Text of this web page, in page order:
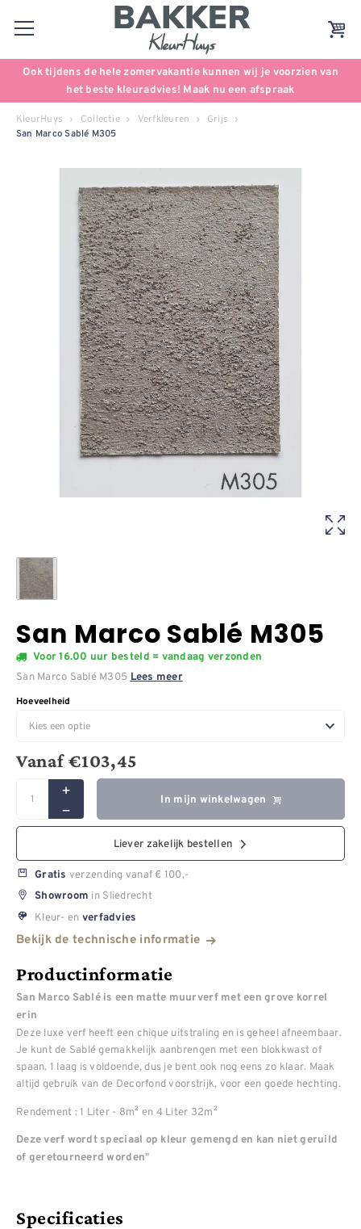
Ook tijdens de hele zomervakantie kunnen wij je voorzien van
het beste kleuradvies! Maak nu een afspraak
KleurHuys Collectie Verfkleuren Grijs
San Marco Sablé M305
San Marco Sablé M305
Voor 16.00 uur besteld = vandaag verzonden
San Marco Sablé M305 Lees meer
Hoeveelheid
Vanaf€103,45
In mijn winkelwagen
Liever zakelijk bestellen
Gratis verzending vanaf € 100,-
Showroom in Sliedrecht
Kleur- en verfadvies
Bekijk de technische informatie
Productinformatie
San Marco Sablé is een matte muurverf met een grove korrel
erin
Deze luxe verf heeft een chique uitstraling en is geheel afneembaar.
Je kunt de Sablé gemakkelijk aanbrengen met een blokkwast of
spaan. 1 laag is voldoende, dus je bent ook nog eens zo klaar. Maak
altijd gebruik van de Decorfond voorstrijk, voor een goede hechting.
Rendement : 1 Liter - 8m² en 4 Liter 32m²
Deze verf wordt speciaal op kleur gemengd en kan niet geruild
of geretourneerd worden"
Specificaties